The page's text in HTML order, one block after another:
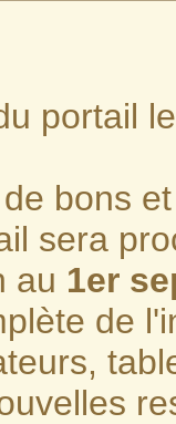
portail
bons
sera
au 1er
de